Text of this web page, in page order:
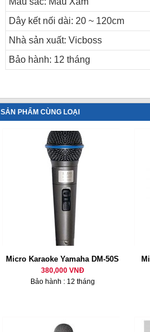
Dây kết nối dài: 20 ~ 120cm
Nhà sản xuất: Vicboss
Bảo hành: 12 tháng
SẢN PHẨM CÙNG LOẠI
Micro Karaoke Yamaha DM-50S
380,000 VNĐ
Bảo hành : 12 tháng